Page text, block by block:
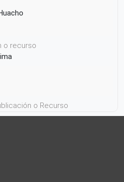
o recurso
o Recurso